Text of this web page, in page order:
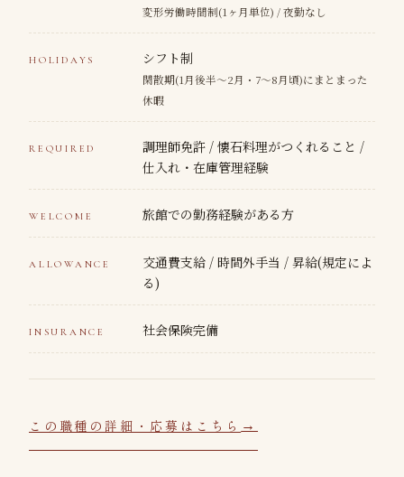
変形労働時間制(1ヶ月単位) / 夜勤なし
HOLIDAYS シフト制
閑散期(1月後半〜2月・7〜8月頃)にまとまった
休暇
REQUIRED
調理師免許 / 懐石料理がつくれること /
仕入れ・在庫管理経験
WELCOME 旅館での勤務経験がある方
ALLOWANCE
交通費支給 / 時間外手当 / 昇給(規定によ
る)
INSURANCE 社会保険完備
この職種の詳細・応募はこちら